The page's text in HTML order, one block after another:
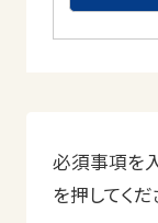
必須事項を
を押してくだ